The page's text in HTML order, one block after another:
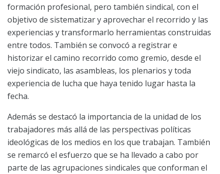
formación profesional, pero también sindical, con el
objetivo de sistematizar y aprovechar el recorrido y las
experiencias y transformarlo herramientas construidas
entre todos. También se convocó a registrar e
historizar el camino recorrido como gremio, desde el
viejo sindicato, las asambleas, los plenarios y toda
experiencia de lucha que haya tenido lugar hasta la
fecha.
Además se destacó la importancia de la unidad de los
trabajadores más allá de las perspectivas políticas
ideológicas de los medios en los que trabajan. También
se remarcó el esfuerzo que se ha llevado a cabo por
parte de las agrupaciones sindicales que conforman el